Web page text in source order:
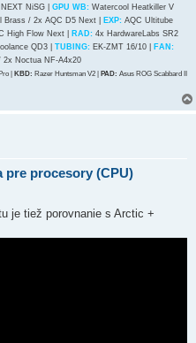
NiSG | GPU WB: Watercool Heatkiller V
Brass / 2x AQC D5 Next | EXP: AQC Ultitube
High Flow Next | RAD: 4x HardwareLabs SR2
QD3 | TUBING: EK-ZMT 16/10 |
FAN:
2x Noctua NF-A4x20
| KBD: Razer Huntsman V2 | PAD: Asus ROG Scabbard II
pre procesory (CPU)
je tiež porovnanie s Arctic +